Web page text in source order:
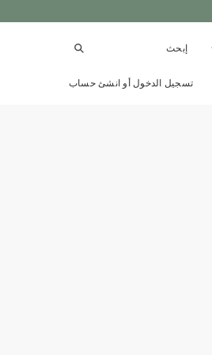
العربيةتسجيل الدخولأو انشئ حساب